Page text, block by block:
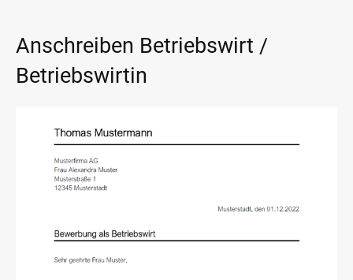
Anschreiben Betriebswirt /
Betriebswirtin